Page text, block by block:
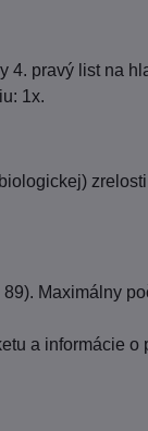
4. pravý list na
1x.
Maximálny
a informácie o